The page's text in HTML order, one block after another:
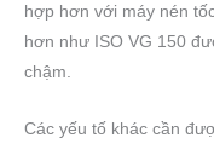
hợp hơn với máy nén
hơn như ISO VG 150
chậm.
Các yếu tố khác cần